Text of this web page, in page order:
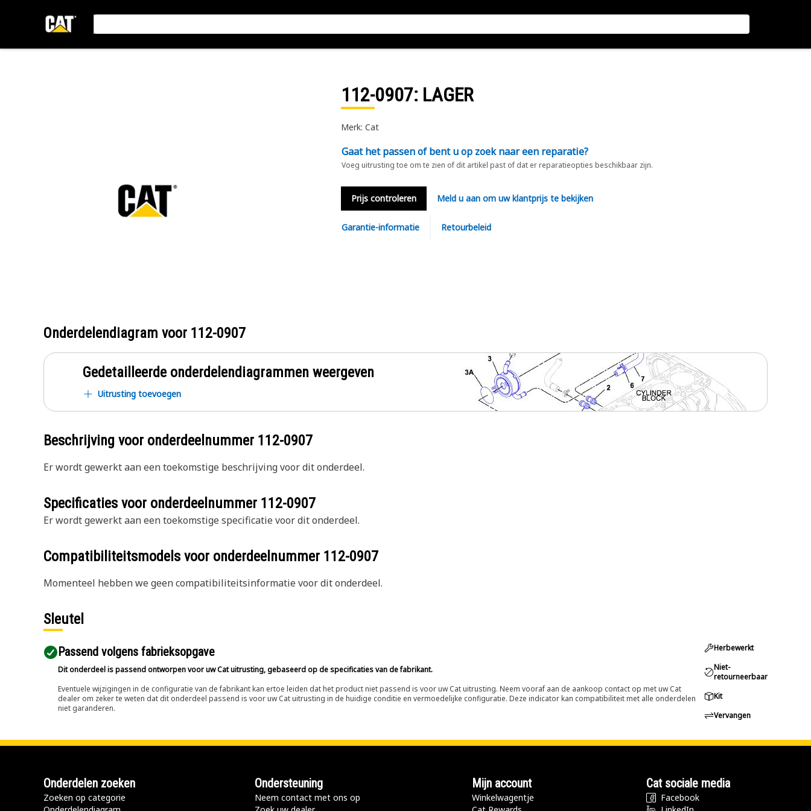
112-0907: LAGER
Merk: Cat
Gaat het passen of bent u op zoek naar een reparatie?
Voeg uitrusting toe om te zien of dit artikel past of dat er reparatieopties beschikbaar zijn.
Prijs controleren Meld u aan om uw klantprijs te bekijken
Garantie-informatie Retourbeleid
Onderdelendiagram voor 112-0907
Gedetailleerde onderdelendiagrammen weergeven
Uitrusting toevoegen
Beschrijving voor onderdeelnummer 112-0907
Er wordt gewerkt aan een toekomstige beschrijving voor dit onderdeel.
Specificaties voor onderdeelnummer 112-0907
Er wordt gewerkt aan een toekomstige specificatie voor dit onderdeel.
Compatibiliteitsmodels voor onderdeelnummer 112-0907
Momenteel hebben we geen compatibiliteitsinformatie voor dit onderdeel.
Sleutel
Passend volgens fabrieksopgave
Dit onderdeel is passend ontworpen voor uw Cat uitrusting, gebaseerd op de specificaties van de fabrikant.
Eventuele wijzigingen in de configuratie van de fabrikant kan ertoe leiden dat het product niet passend is voor uw Cat uitrusting. Neem vooraf aan de aankoop contact op met uw Cat
dealer om zeker te weten dat dit onderdeel passend is voor uw Cat uitrusting in de huidige conditie en vermoedelijke configuratie. Deze indicator kan compatibiliteit met alle onderdelen
niet garanderen.
Herbewerkt
Niet-
retourneerbaar
Kit
Vervangen
Onderdelen zoeken
Zoeken op categorie
Ondersteuning
Neem contact met ons op
Mijn account
Winkelwagentje
Cat sociale media
Facebook